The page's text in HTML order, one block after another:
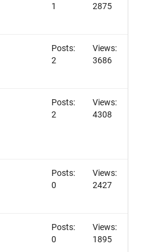
1
2875
Posts:
2
Views:
3686
Posts:
2
Views:
4308
Posts:
0
Views:
2427
Posts:
0
Views:
1895